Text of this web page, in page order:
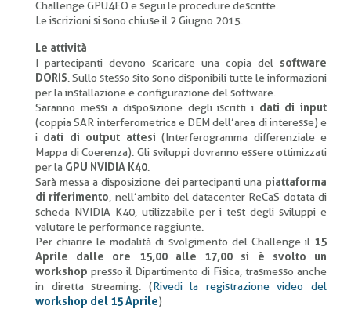
Challenge GPU4EO e segui le procedure descritte.
Le iscrizioni si sono chiuse il 2 Giugno 2015.
Le attività
I partecipanti devono scaricare una copia del software
DORIS. Sullo stesso sito sono disponibili tutte le informazioni
per la installazione e configurazione del software.
Saranno messi a disposizione degli iscritti i dati di input
(coppia SAR interferometrica e DEM dell’area di interesse) e
i dati di output attesi (Interferogramma differenziale e
Mappa di Coerenza). Gli sviluppi dovranno essere ottimizzati
per la GPU NVIDIA K40.
Sarà messa a disposizione dei partecipanti una piattaforma
di riferimento, nell’ambito del datacenter ReCaS dotata di
scheda NVIDIA K40, utilizzabile per i test degli sviluppi e
valutare le performance raggiunte.
Per chiarire le modalità di svolgimento del Challenge il 15
Aprile dalle ore 15,00 alle 17,00 si è svolto un
workshop presso il Dipartimento di Fisica, trasmesso anche
in diretta streaming. (Rivedi la registrazione video del
workshop del 15 Aprile)